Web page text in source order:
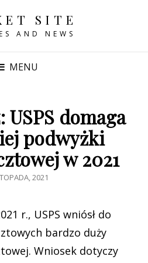
SITE
AND NEWS
MENU
domaga
podwyżki
w 2021
2021
r., USPS wniósł do
bardzo duży
Wniosek dotyczy